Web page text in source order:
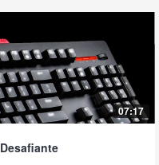
07:17